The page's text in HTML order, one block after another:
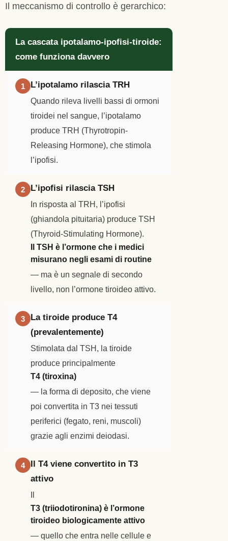
Il meccanismo di controllo è gerarchico:
La cascata ipotalamo-ipofisi-tiroide:
come funziona davvero
1 L’ipotalamo rilascia TRH
Quando rileva livelli bassi di ormoni
tiroidei nel sangue, l’ipotalamo
produce TRH (Thyrotropin-
Releasing Hormone), che stimola
l’ipofisi.
2 L’ipofisi rilascia TSH
In risposta al TRH, l’ipofisi
(ghiandola pituitaria) produce TSH
(Thyroid-Stimulating Hormone).
Il TSH è l’ormone che i medici
misurano negli esami di routine
— ma è un segnale di secondo
livello, non l’ormone tiroideo attivo.
3
La tiroide produce T4
(prevalentemente)
Stimolata dal TSH, la tiroide
produce principalmente
T4 (tiroxina)
— la forma di deposito, che viene
poi convertita in T3 nei tessuti
periferici (fegato, reni, muscoli)
grazie agli enzimi deiodasi.
4
Il T4 viene convertito in T3
attivo
Il
T3 (triiodotironina) è l’ormone
tiroideo biologicamente attivo
— quello che entra nelle cellule e